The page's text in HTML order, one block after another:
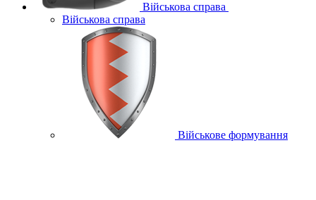
Військова справа
Військова справа
Військове формування